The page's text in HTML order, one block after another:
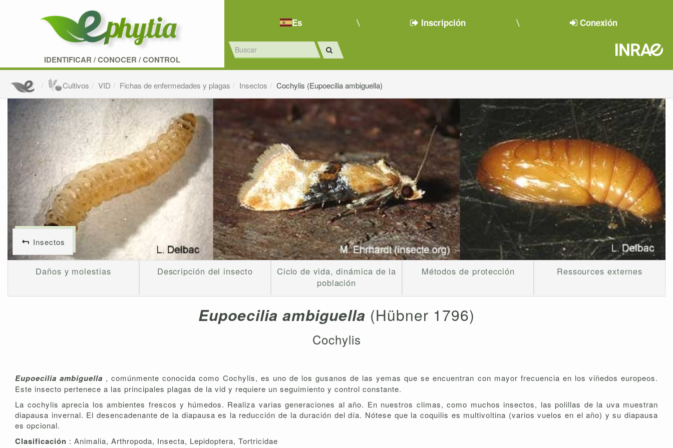
IDENTIFICAR /CONOCER /CONTROL
Es Inscripción Conexión
Cultivos VID Fichas de enfermedades y plagas Insectos Cochylis (Eupoecilia ambiguella)
Insectos
Daños y molestias Descripción del insecto
Ciclo de vida, dinámica de la
población
Métodos de protección Ressources externes
Eupoecilia ambiguella (Hübner 1796)
Cochylis
Eupoecilia ambiguella , comúnmente conocida como Cochylis, es uno de los gusanos de las yemas que se encuentran con mayor frecuencia en los viñedos europeos.
Este insecto pertenece a las principales plagas de la vid y requiere un seguimiento y control constante.
La cochylis aprecia los ambientes frescos y húmedos. Realiza varias generaciones al año. En nuestros climas, como muchos insectos, las polillas de la uva muestran
diapausa invernal. El desencadenante de la diapausa es la reducción de la duración del día. Nótese que la coquilis es multivoltina (varios vuelos en el año) y su diapausa
es opcional.
Clasificación : Animalia, Arthropoda, Insecta, Lepidoptera, Tortricidae